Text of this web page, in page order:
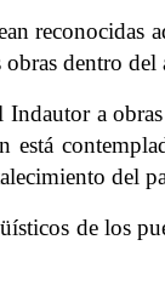
reconocidas
dentro
a
está
del
de los